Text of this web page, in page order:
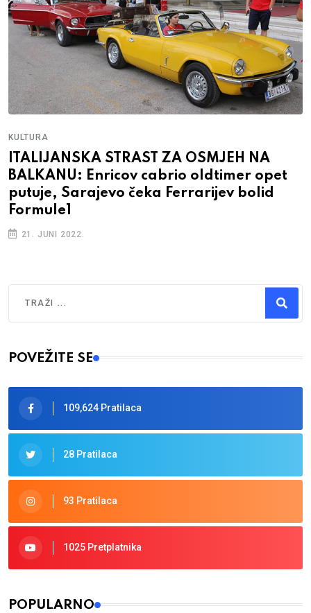
KULTURA
ITALIJANSKA STRAST ZA OSMJEH NA
BALKANU: Enricov cabrio oldtimer opet
putuje, Sarajevo čeka Ferrarijev bolid
Formule1
21. JUNI 2022.
Type 2 or more characters for results.
POVEŽITE SE
109,624 Pratilaca
28 Pratilaca
93 Pratilaca
1025 Pretplatnika
POPULARNO